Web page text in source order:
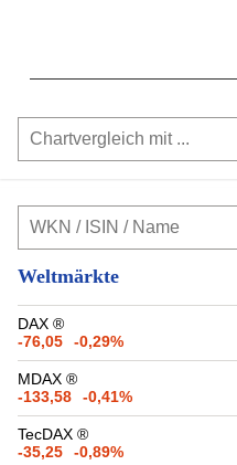
Weltmärkte
DAX ®
-76,05
-0,29%
MDAX ®
-133,58
-0,41%
TecDAX ®
-35,25
-0,89%